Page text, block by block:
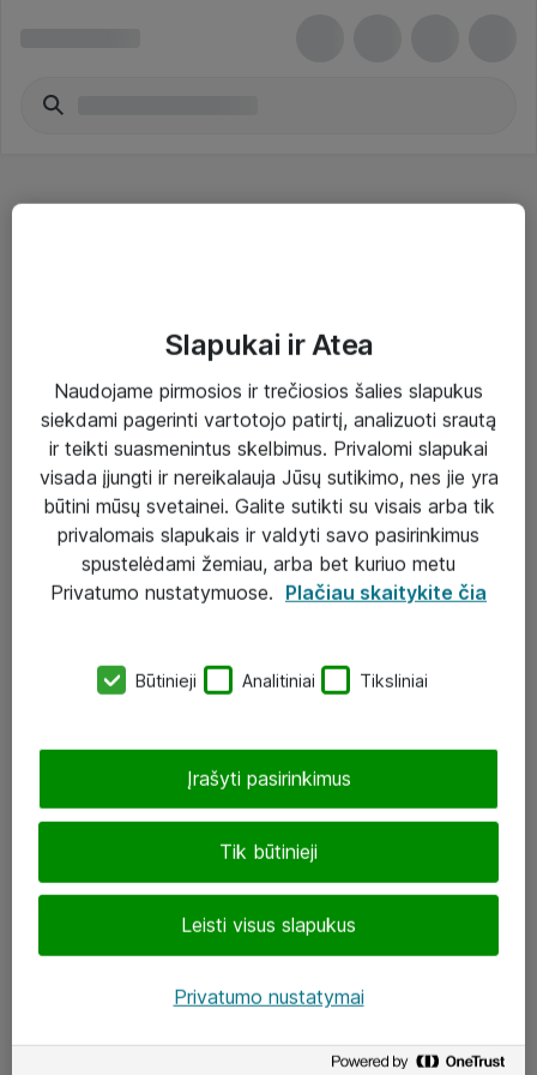
Sprendimai ir paslaugos
Paslaugos
Sprendimai
Įgyvendinti projektai
Atea ekspertų patarimai verslui
UAB „ATEA“
J. Rutkausko g. 6, Vilnius
Atea kontaktai
Aplankykite mus
Slapukai ir Atea
Naudojame pirmosios ir trečiosios šalies slapukus
siekdami pagerinti vartotojo patirtį, analizuoti srautą
ir teikti suasmenintus skelbimus. Privalomi slapukai
visada įjungti ir nereikalauja Jūsų sutikimo, nes jie yra
būtini mūsų svetainei. Galite sutikti su visais arba tik
privalomais slapukais ir valdyti savo pasirinkimus
spustelėdami žemiau, arba bet kuriuo metu
Privatumo nustatymuose. Plačiau skaitykite čia
Būtinieji Analitiniai Tiksliniai
Tik būtinieji
Leisti visus slapukus
Įrašyti pasirinkimus
Privatumo nustatymai